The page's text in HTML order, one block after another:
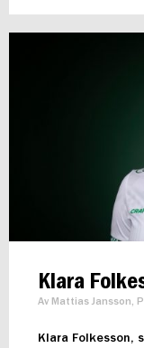
Klara
Av Mattias Jansson,
Klara Folkesson,